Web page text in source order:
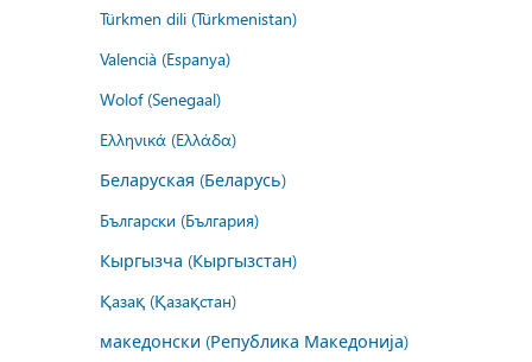
Türkmen dili (Türkmenistan)
Valencià (Espanya)
Wolof (Senegaal)
Ελληνικά (Ελλάδα)
Беларуская (Беларусь)
Български (България)
Кыргызча (Кыргызстан)
Қазақ (Қазақстан)
македонски (Република Македонија)